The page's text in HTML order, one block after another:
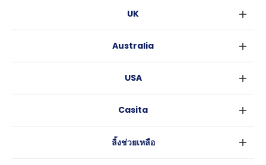
UK
เอดินเบอระ
ลีดส์
Australia
บริสเบน
อะเดลายด์
USA
แอตแลนตา
Casita
ลิ้งช่วยเหลือ